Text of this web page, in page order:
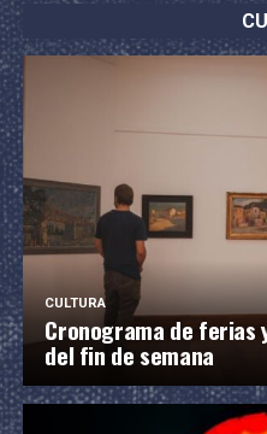
CULTURA
Cronograma de
del fin de semana